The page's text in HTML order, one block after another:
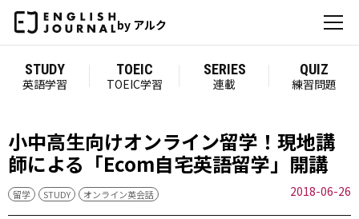
by アルク
STUDY
英語学習
TOEIC
TOEIC学習
SERIES
連載
QUIZ
練習問題
小中高生向けオンライン留学！現地講
師による「Ecom自宅英語留学」開講
留学 STUDY オンライン英会話 2018-06-26